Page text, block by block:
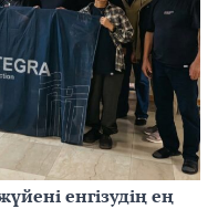
енгізудің ең